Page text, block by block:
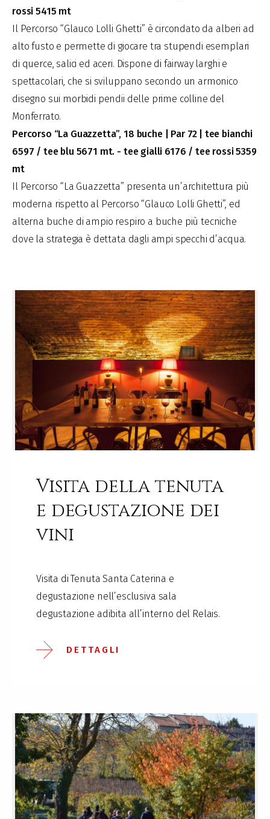
rossi 5415 mt
Il Percorso “Glauco Lolli Ghetti” è circondato da alberi ad
alto fusto e permette di giocare tra stupendi esemplari
di querce, salici ed aceri. Dispone di fairway larghi e
spettacolari, che si sviluppano secondo un armonico
disegno sui morbidi pendii delle prime colline del
Monferrato.
Percorso “La Guazzetta”, 18 buche | Par 72 | tee bianchi
6597 / tee blu 5671 mt. - tee gialli 6176 / tee rossi 5359
mt
Il Percorso “La Guazzetta” presenta un’architettura più
moderna rispetto al Percorso “Glauco Lolli Ghetti”, ed
alterna buche di ampio respiro a buche più tecniche
dove la strategia è dettata dagli ampi specchi d’acqua.
Visita della tenuta
e degustazione dei
vini
Visita di Tenuta Santa Caterina e
degustazione nell’esclusiva sala
degustazione adibita all’interno del Relais.
DETTAGLI